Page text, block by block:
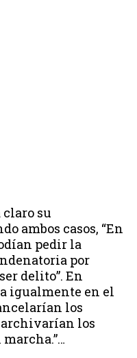
claro su
ambos casos, “En
pedir la
por
delito”. En
igualmente en el
los
archivarían los